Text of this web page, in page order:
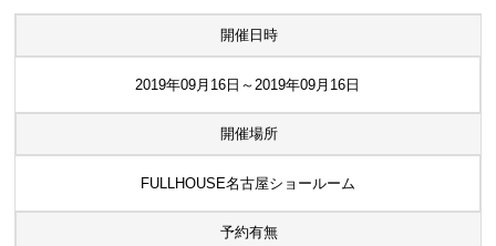
開催日時
2019年09月16日～2019年09月16日
開催場所
FULLHOUSE名古屋ショールーム
予約有無